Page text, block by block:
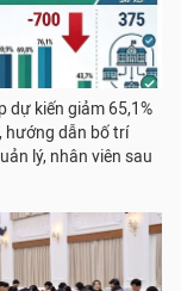
dự kiến giảm 65,1%
hướng dẫn bố trí
lý, nhân viên sau